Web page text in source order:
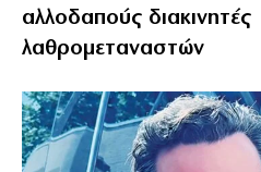
αλλοδαπούς διακινητές
λαθρομεταναστών